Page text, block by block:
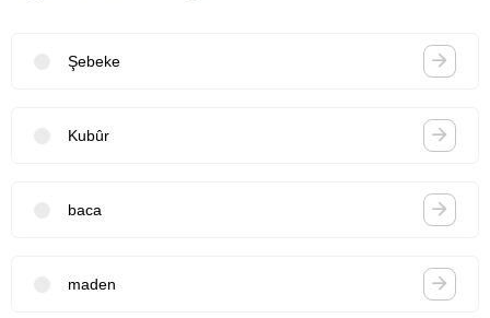
Şebeke
Kubûr
baca
maden